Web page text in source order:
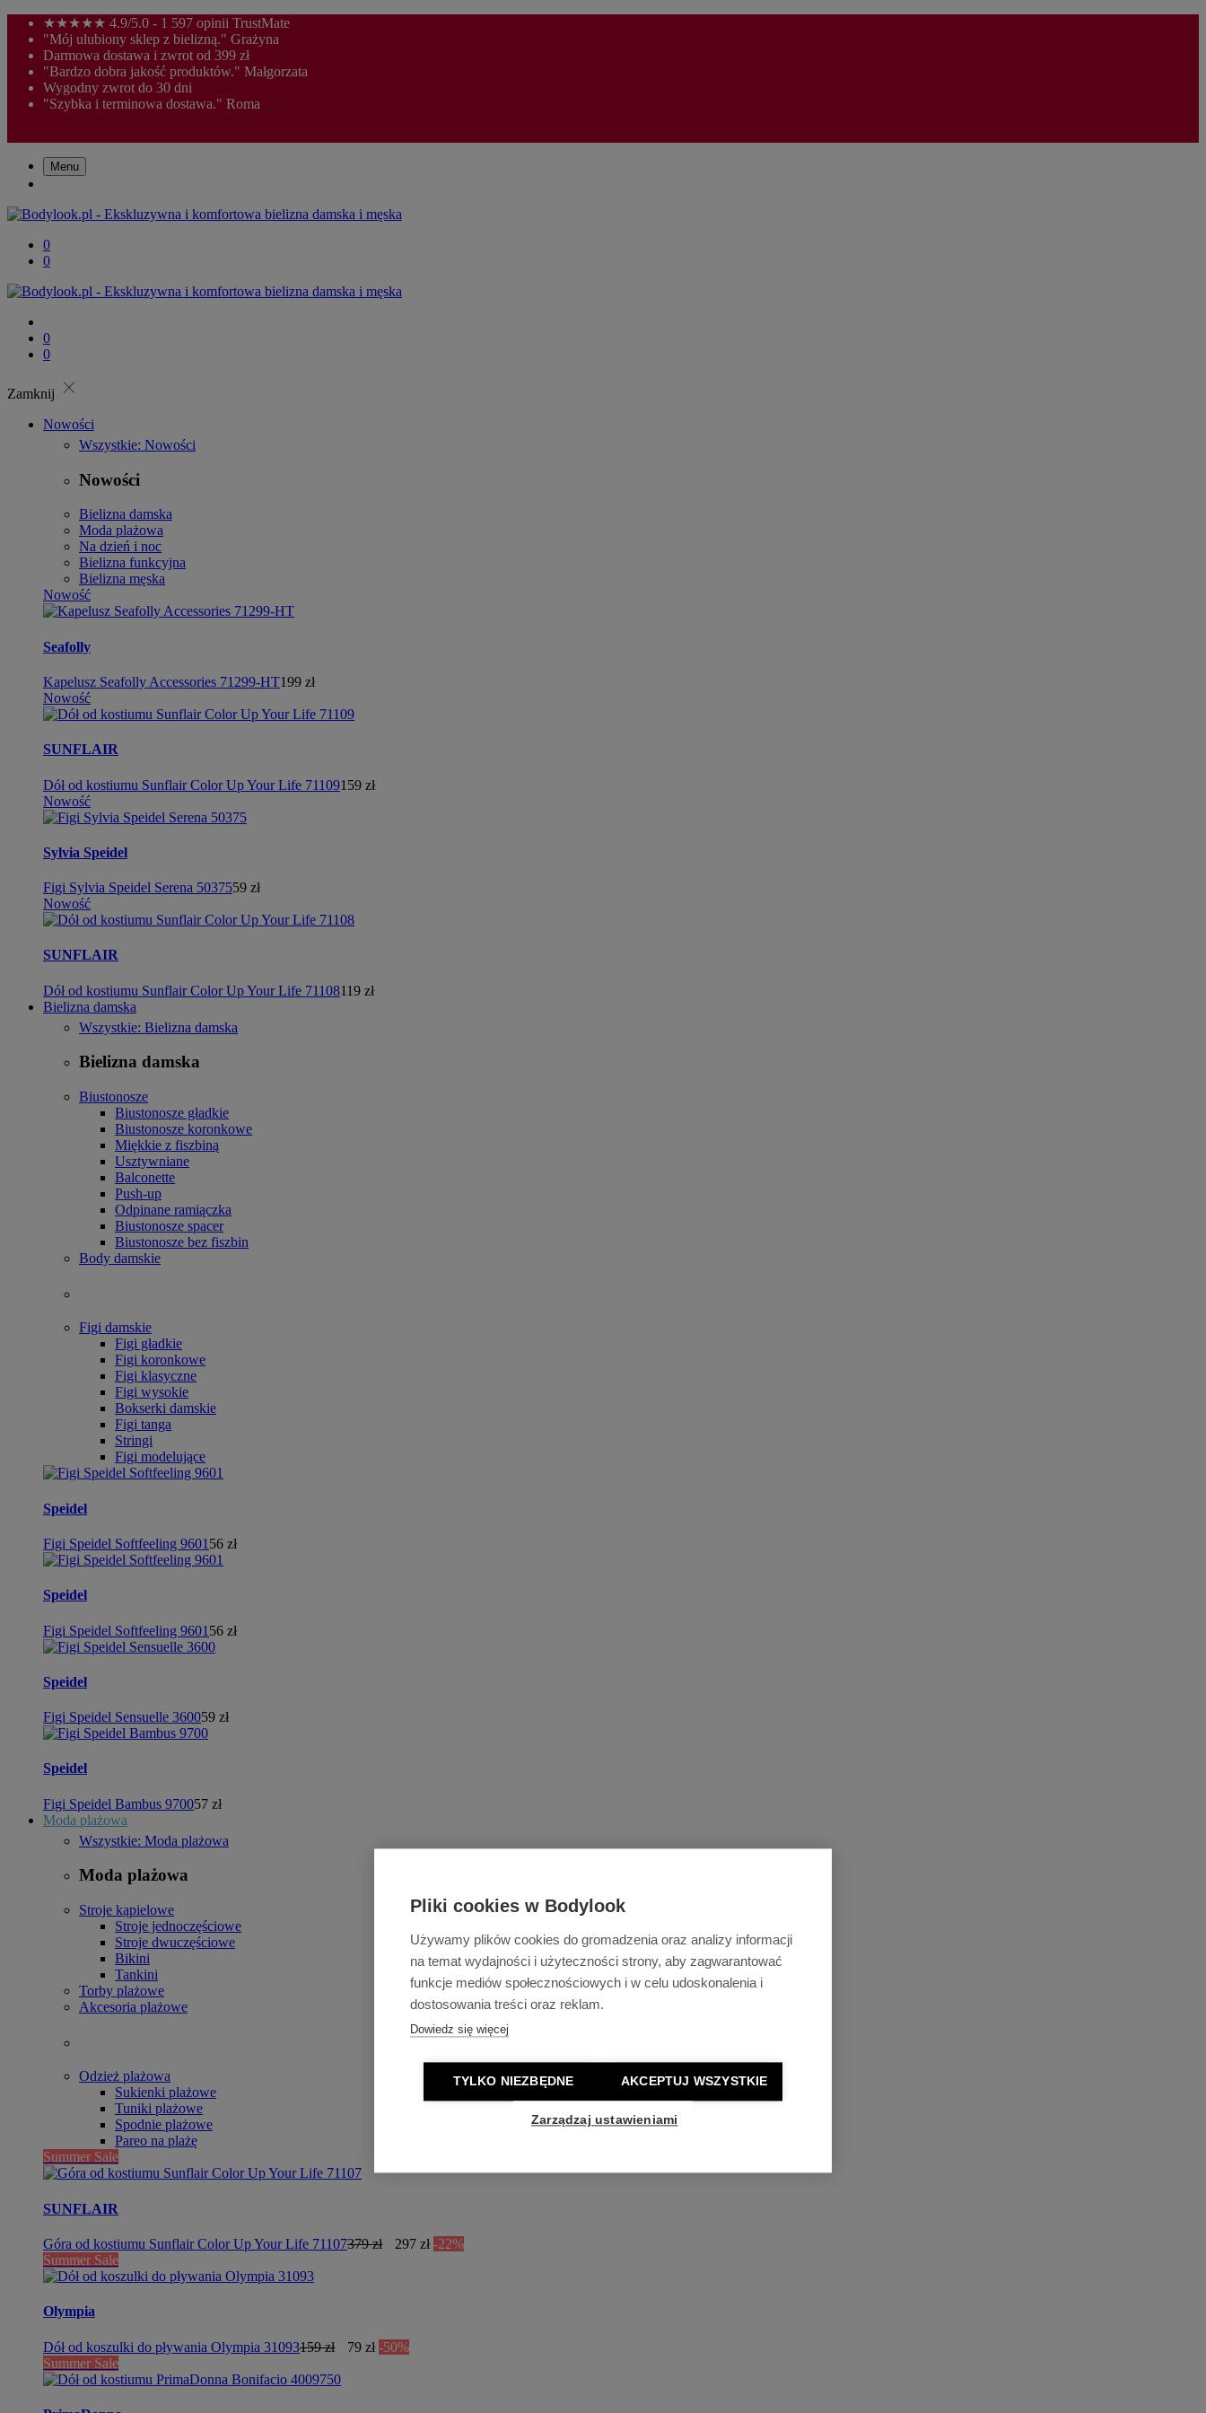
Pliki cookies w Bodylook
Używamy plików cookies do gromadzenia oraz analizy informacji
na temat wydajności i użyteczności strony, aby zagwarantować
funkcje mediów społecznościowych i w celu udoskonalenia i
dostosowania treści oraz reklam.
Dowiedz się więcej
TYLKO NIEZBĘDNE AKCEPTUJ WSZYSTKIE
Zarządzaj ustawieniami
★★★★★ 4.9/5.0 - 1 597 opinii TrustMate
"Mój ulubiony sklep z bielizną." Grażyna
Darmowa dostawa i zwrot od 399 zł
"Bardzo dobra jakość produktów." Małgorzata
Wygodny zwrot do 30 dni
"Szybka i terminowa dostawa." Roma
Menu
0
0
0
0
Zamknij close
Nowości
Wszystkie: Nowości
Nowości
Bielizna damska
Moda plażowa
Na dzień i noc
Bielizna funkcyjna
Bielizna męska
Nowość
Seafolly
Kapelusz Seafolly Accessories 71299-HT199 zł
Nowość
SUNFLAIR
Dół od kostiumu Sunflair Color Up Your Life 71109159 zł
Nowość
Sylvia Speidel
Figi Sylvia Speidel Serena 5037559 zł
Nowość
SUNFLAIR
Dół od kostiumu Sunflair Color Up Your Life 71108119 zł
Bielizna damska
Wszystkie: Bielizna damska
Bielizna damska
Biustonosze
Biustonosze gładkie
Biustonosze koronkowe
Miękkie z fiszbiną
Usztywniane
Balconette
Push-up
Odpinane ramiączka
Biustonosze spacer
Biustonosze bez fiszbin
Body damskie
Figi damskie
Figi gładkie
Figi koronkowe
Figi klasyczne
Figi wysokie
Bokserki damskie
Figi tanga
Stringi
Figi modelujące
Speidel
Figi Speidel Softfeeling 9601 56 zł
Speidel
Figi Speidel Softfeeling 9601 56 zł
Speidel
Figi Speidel Sensuelle 360059 zł
Speidel
Figi Speidel Bambus 970057 zł
Moda plażowa
Wszystkie: Moda plażowa
Moda plażowa
Stroje kąpielowe
Stroje jednoczęściowe
Stroje dwuczęściowe
Bikini
Tankini
Torby plażowe
Akcesoria plażowe
Odzież plażowa
Sukienki plażowe
Tuniki plażowe
Spodnie plażowe
Pareo na plażę
Summer Sale
SUNFLAIR
Góra od kostiumu Sunflair Color Up Your Life 71107379 zł 297 zł -22%
Summer Sale
Olympia
Dół od koszulki do pływania Olympia 31093159 zł 79 zł -50%
Summer Sale